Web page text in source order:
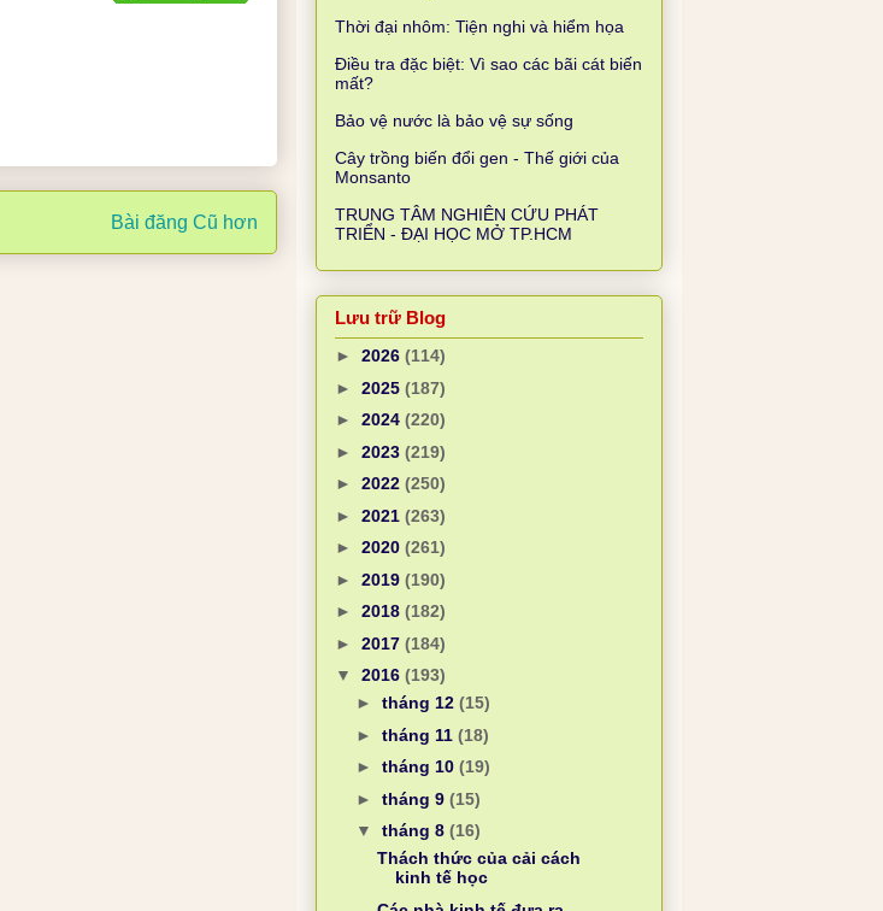
Bài đăng Cũ hơn
Thời đại nhôm: Tiện nghi và hiểm họa
Điều tra đặc biệt: Vì sao các bãi cát biến
mất?
Bảo vệ nước là bảo vệ sự sống
Cây trồng biến đổi gen - Thế giới của
Monsanto
TRUNG TÂM NGHIÊN CỨU PHÁT
TRIỂN - ĐẠI HỌC MỞ TP.HCM
Lưu trữ Blog
► 2026 (114)
► 2025 (187)
► 2024 (220)
► 2023 (219)
► 2022 (250)
► 2021 (263)
► 2020 (261)
► 2019 (190)
► 2018 (182)
► 2017 (184)
▼ 2016 (193)
► tháng 12 (15)
► tháng 11 (18)
► tháng 10 (19)
► tháng 9 (15)
▼ tháng 8 (16)
Thách thức của cải cách
kinh tế học